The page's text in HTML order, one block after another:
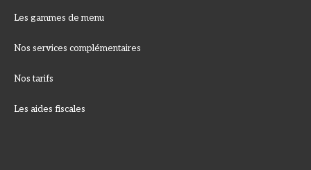
Les gammes de menu
Nos services complémentaires
Nos tarifs
Les aides fiscales